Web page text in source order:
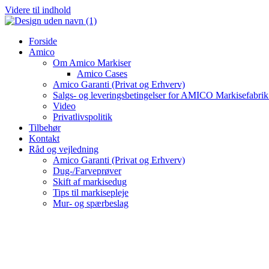
Videre til indhold
Forside
Amico
Om Amico Markiser
Amico Cases
Amico Garanti (Privat og Erhverv)
Salgs- og leveringsbetingelser for AMICO
Video
Privatlivspolitik
Tilbehør
Kontakt
Råd og vejledning
Amico Garanti (Privat og Erhverv)
Dug-/Farveprøver
Skift af markisedug
Tips til markisepleje
Mur- og spærbeslag